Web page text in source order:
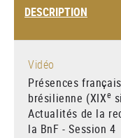
DESCRIPTION
Vidéo
Présences
brésilienne (XIXe
Actualités de la
la BnF - Session 4